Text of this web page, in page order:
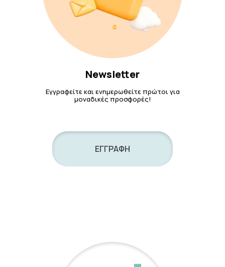
Newsletter
Εγγραφείτε και ενημερωθείτε πρώτοι για
μοναδικές προσφορές!
ΕΓΓΡΑΦΗ